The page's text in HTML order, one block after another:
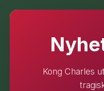
Kong Charles